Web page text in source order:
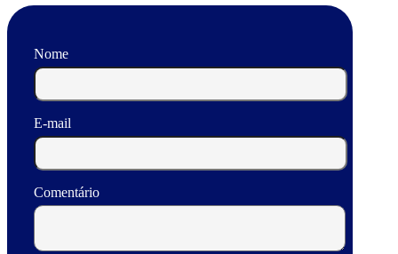
Nome
E-mail
Comentário